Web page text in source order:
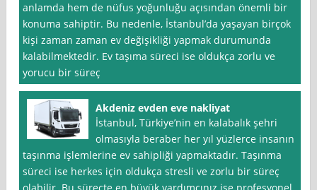
anlamda hem de nüfus yoğunluğu açısından önemli bir
konuma sahiptir. Bu nedenle, İstanbul’da yaşayan birçok
kişi zaman zaman ev değişikliği yapmak durumunda
kalabilmektedir. Ev taşıma süreci ise oldukça zorlu ve
yorucu bir süreç
Akdeniz evden eve nakliyat
İstanbul, Türkiye’nin en kalabalık şehri
olmasıyla beraber her yıl yüzlerce insanın
taşınma işlemlerine ev sahipliği yapmaktadır. Taşınma
süreci ise herkes için oldukça stresli ve zorlu bir süreç